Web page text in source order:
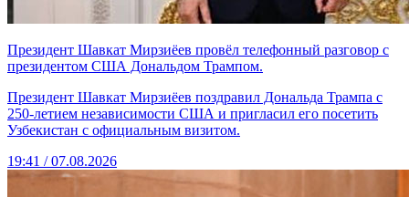
Президент Шавкат Мирзиёев провёл телефонный разговор с
президентом США Дональдом Трампом.
Президент Шавкат Мирзиёев поздравил Дональда Трампа с
250-летием независимости США и пригласил его посетить
Узбекистан с официальным визитом.
19:41 / 07.08.2026